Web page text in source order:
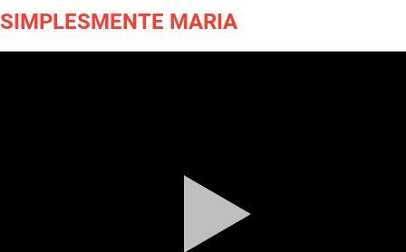
SIMPLESMENTE MARIA